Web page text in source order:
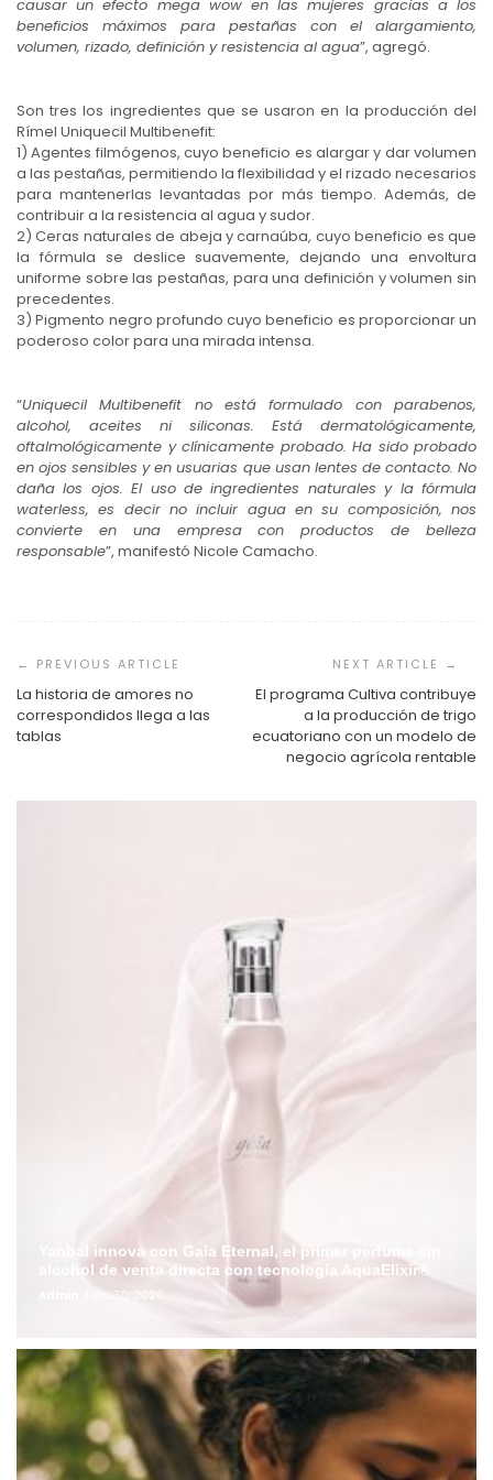
causar un efecto mega wow en las mujeres gracias a los
beneficios máximos para pestañas con el alargamiento,
volumen, rizado, definición y resistencia al agua”, agregó.
Son tres los ingredientes que se usaron en la producción del
Rímel Uniquecil Multibenefit:
1) Agentes filmógenos, cuyo beneficio es alargar y dar volumen
a las pestañas, permitiendo la flexibilidad y el rizado necesarios
para mantenerlas levantadas por más tiempo. Además, de
contribuir a la resistencia al agua y sudor.
2) Ceras naturales de abeja y carnaúba, cuyo beneficio es que
la fórmula se deslice suavemente, dejando una envoltura
uniforme sobre las pestañas, para una definición y volumen sin
precedentes.
3) Pigmento negro profundo cuyo beneficio es proporcionar un
poderoso color para una mirada intensa.
“Uniquecil Multibenefit no está formulado con parabenos,
alcohol, aceites ni siliconas. Está dermatológicamente,
oftalmológicamente y clínicamente probado. Ha sido probado
en ojos sensibles y en usuarias que usan lentes de contacto. No
daña los ojos. El uso de ingredientes naturales y la fórmula
waterless, es decir no incluir agua en su composición, nos
convierte en una empresa con productos de belleza
responsable”, manifestó Nicole Camacho.
de
entradas
La historia de amores no
correspondidos llega a las
tablas
El programa Cultiva contribuye
a la producción de trigo
ecuatoriano con un modelo de
negocio agrícola rentable
Yanbal innova con Gaia Eternal, el primer perfume sin
alcohol de venta directa con tecnología AquaElixir®
Julio 30, 2026